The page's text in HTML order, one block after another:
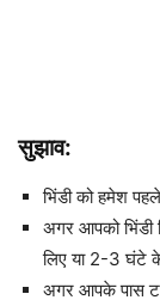
सुझाव:
भिंडी को हमेश
अगर आपको भिंडी
लिए या 2-3 घंटे के
अगर आपके पास